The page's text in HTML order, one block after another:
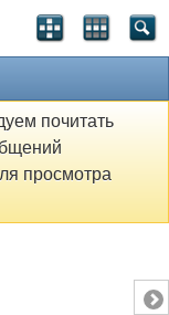
почитать
просмотра